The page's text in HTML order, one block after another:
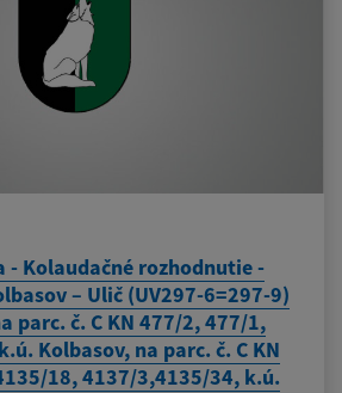
- Kolaudačné rozhodnutie -
– Ulič (UV297-6=297-9)
parc. č. C KN 477/2, 477/1,
Kolbasov, na parc. č. C KN
18, 4137/3,4135/34, k.ú.